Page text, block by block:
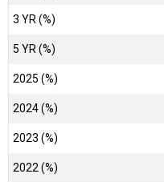
3 YR (%)
5 YR (%)
2025 (%)
2024 (%)
2023 (%)
2022 (%)